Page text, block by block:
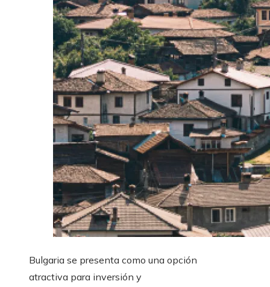
Bulgaria se presenta como una opción
atractiva para inversión y